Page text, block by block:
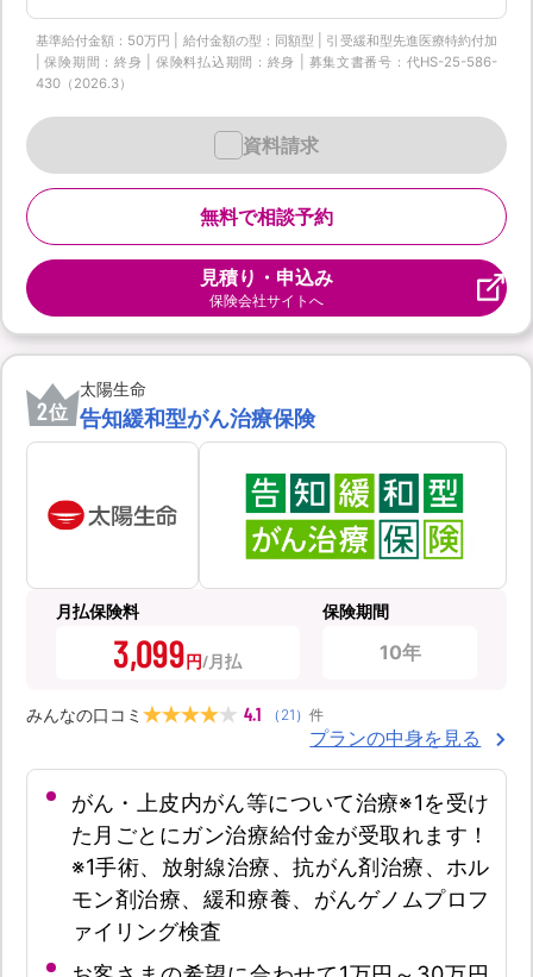
基準給付金額：50万円 | 給付金額の型：同額型 | 引受緩和型先進医療特約付加
| 保険期間：終身 | 保険料払込期間：終身 | 募集文書番号：代HS-25-586-
430（2026.3）
無料で相談予約
資料請求
見積り・申込み
保険会社サイトへ
2位
太陽生命
告知緩和型がん治療保険
月払保険料
3,099円
保険期間
10年
みんなの口コミ 4.1 （ 21 ） 件
プランの中身を見る
がん・上皮内がん等について治療※1を受け
た月ごとにガン治療給付金が受取れます！
※1手術、放射線治療、抗がん剤治療、ホル
モン剤治療、緩和療養、がんゲノムプロフ
ァイリング検査